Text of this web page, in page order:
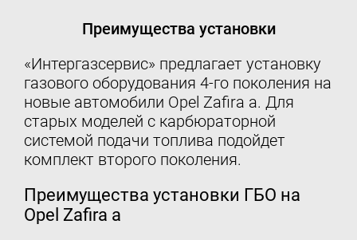
Преимущества установки
«Интергазсервис» предлагает установку
газового оборудования 4-го поколения на
новые автомобили Opel Zafira a. Для
старых моделей с карбюраторной
системой подачи топлива подойдет
комплект второго поколения.
Преимущества установки ГБО на
Opel Zafira a